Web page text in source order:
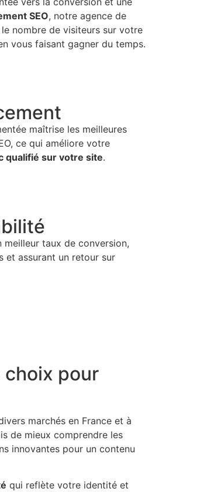
SEO, notre agence de
nombre de visiteurs sur votre
vous faisant gagner du temps.
maîtrise les meilleures
ce qui améliore votre
qualifié sur votre site.
meilleur taux de conversion,
et assurant un retour sur
choix pour
marchés en France et à
de mieux comprendre les
innovantes pour un contenu
qui reflète votre identité et